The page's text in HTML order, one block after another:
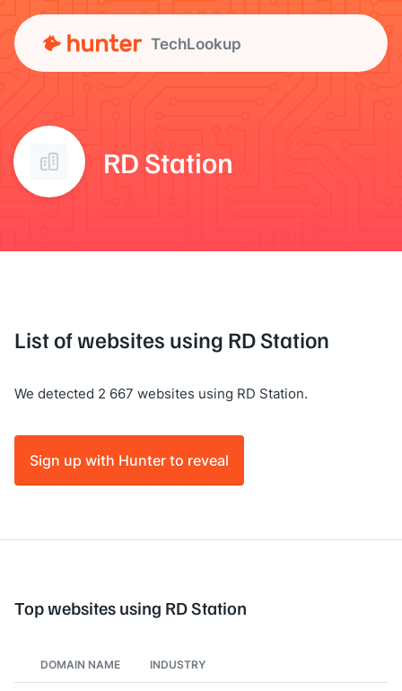
TechLookup
RD Station
List of websites using RD Station
We detected 2 667 websites using RD Station.
Sign up with Hunter to reveal
Top websites using RD Station
DOMAIN NAME INDUSTRY